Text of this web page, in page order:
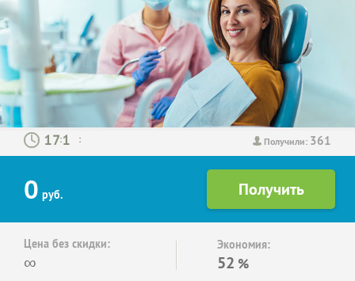
Получили: 361
: :
0 руб.
Цена без скидки:
∞
Экономия:
52 %